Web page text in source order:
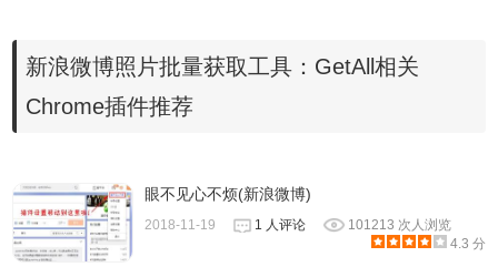
出所有提取成功的照片列表，用户如果想要下载相册中的所
有照片，就可以点击全选按钮，并点击打包下载即可，如图
新浪微博照片批量获取工具：GetAll相关
Chrome插件推荐
眼不见心不烦(新浪微博)
2018-11-19 1 人评论
101213 次人浏览
4.3 分